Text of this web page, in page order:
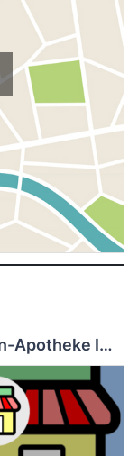
Ahorn-Apotheke Inh. Michael Lüdtke